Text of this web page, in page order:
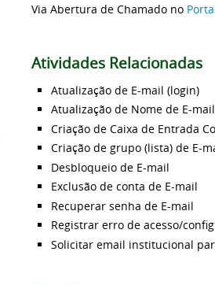
Via Abertura de Chamado no
Atividades Relacionadas
Atualização de E-mail (login)
Atualização de Nome de E-mail
Criação de Caixa de Entrada
Criação de grupo (lista) de E-
Desbloqueio de E-mail
Exclusão de conta de E-mail
Recuperar senha de E-mail
Registrar erro de acesso/
Solicitar email institucional